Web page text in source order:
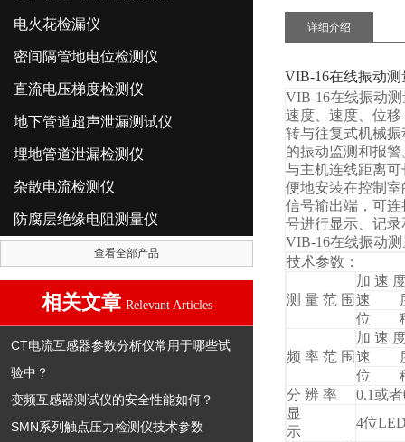
电火花检漏仪
密间隔管地电位检测仪
直流电压梯度检测仪
地下管道超声泄漏测试仪
埋地管道泄漏检测仪
杂散电流检测仪
防腐层绝缘电阻测量仪
查看全部产品
相关文章 Relevant Articles
CT电流互感器参数分析仪常用于哪些试
验中？
变频互感器测试仪的安全性能如何？
SMN系列触点压力检测仪技术参数
详细介绍
VIB-16在线振动测
VIB-16在线振动
速度、速度、位
转与往复式机械
的振动监测和报
与主机连线距离
便地安装在控制
信号输出端，可
号进行显示、记录
VIB-16在线振动
技术参数：
测 量 范 围
加 速
速
位
频 率 范 围
加 速
速
位
分 辨 率
0.1或
显
示
4位